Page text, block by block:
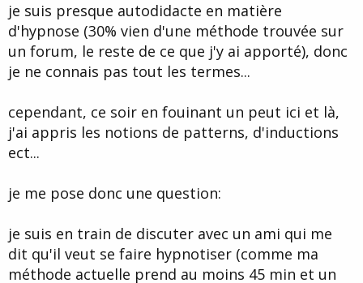
e
l
a
d
i
u
s
i
je suis presque autodidacte en matière
d'hypnose (30% vien d'une méthode trouvée sur
un forum, le reste de ce que j'y ai apporté), donc
je ne connais pas tout les termes...
cependant, ce soir en fouinant un peut ici et là,
j'ai appris les notions de patterns, d'inductions
ect...
je me pose donc une question:
je suis en train de discuter avec un ami qui me
dit qu'il veut se faire hypnotiser (comme ma
méthode actuelle prend au moins 45 min et un